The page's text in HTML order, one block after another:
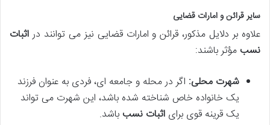
سایر قرائن و امارات قضایی
علاوه بر دلایل مذکور، قرائن و امارات قضایی نیز می توانند دراثبات
نسب مؤثر باشند:
شهرت محلی: اگر در محله و جامعه ای، فردی به عنوان فرزند
یک خانواده خاص شناخته شده باشد، این شهرت می تواند
یک قرینه قوی برای اثبات نسب باشد.